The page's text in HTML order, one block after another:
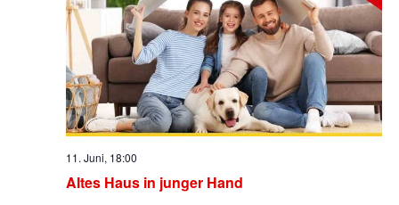
Altes Haus in junger Hand
11. Juni, 18:00